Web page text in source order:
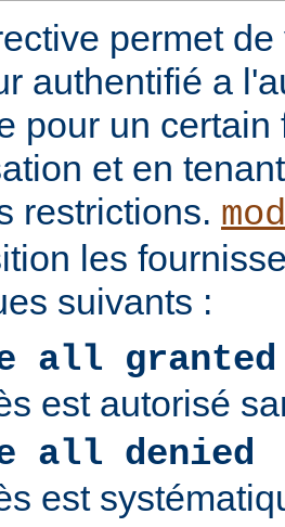
permet
authentifié a
pour un certain
et en
restrictions.
les
suivants :
all granted
est autorisé
all denied
est